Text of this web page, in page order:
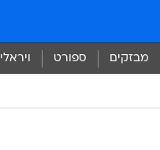
מבזקים ספורט ויראלי